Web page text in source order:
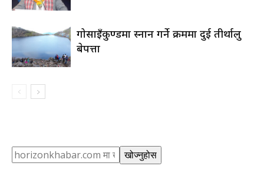
गोसाइँकुण्डमा स्नान गर्ने क्रममा दुई तीर्थालु
बेपत्ता
Search खोज्नुहोस